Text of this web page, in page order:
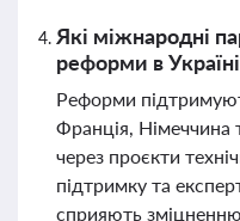
Які міжнародні
реформи в
Реформи
Франція, Німеччина
через проєкти
підтримку та
сприяють